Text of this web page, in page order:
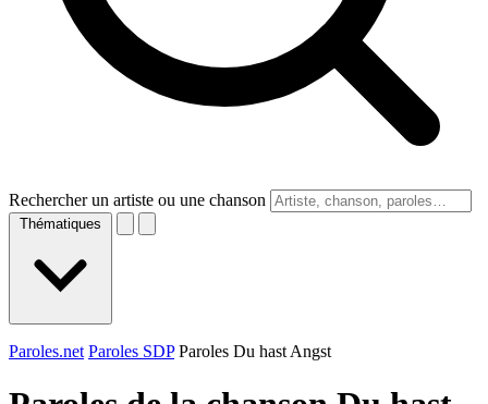
Rechercher un artiste ou une chanson
Thématiques
Paroles.net Paroles SDP Paroles Du hast Angst